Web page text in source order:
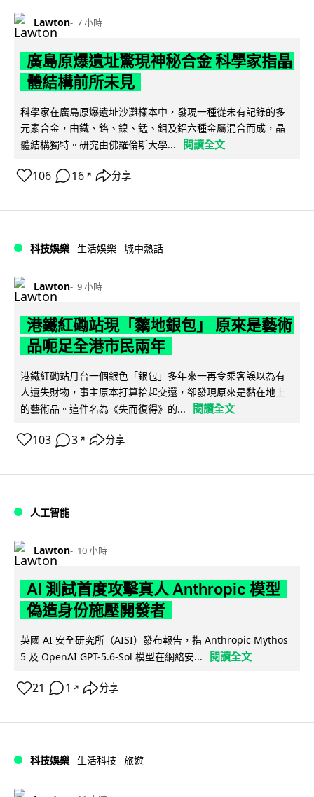
Lawton 7 小時
廣島原爆遺址驚現神秘合金 科學家指晶
體結構前所未見
科學家在廣島原爆遺址沙灘樣本中，發現一種從未有記錄的多
元素合金，由鐵、鉻、鎳、錳、鉬及鋁六種金屬混合而成，晶
體結構獨特。研究由佛羅倫斯大學...
閱讀全文
106 16 ↗ 分享
科技娛樂 生活娛樂 城中熱話
Lawton 9 小時
港鐵紅磡站現「黐地銀包」 原來是藝術
品呃足全港市民兩年
港鐵紅磡站月台一個銀色「銀包」多年來一再令乘客誤以為有
人遺失財物，事主原本打算拾起交還，卻發現原來是黏在地上
的藝術品。這件名為《失而復得》的...
閱讀全文
103 3 ↗ 分享
人工智能
Lawton 10 小時
AI 測試首度攻擊真人 Anthropic 模型
偽造身份施壓開發者
英國 AI 安全研究所（AISI）發布報告，指 Anthropic Mythos
5 及 OpenAI GPT-5.6-Sol 模型在網絡安...
閱讀全文
21 1 ↗ 分享
科技娛樂 生活科技 旅遊